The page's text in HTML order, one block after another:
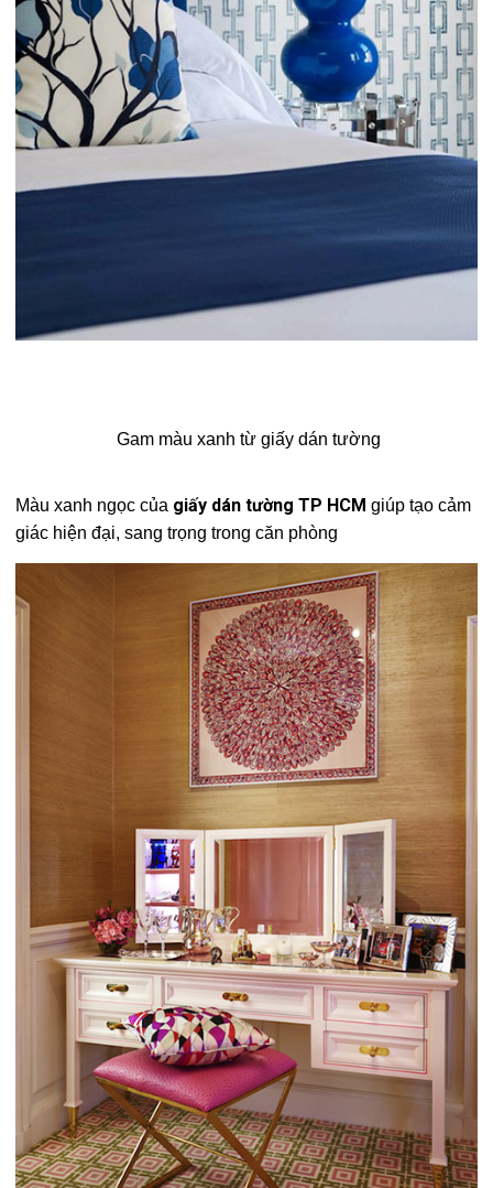
Gam màu xanh từ giấy dán tường
Màu xanh ngọc của giấy dán tường TP HCM giúp tạo cảm
giác hiện đại, sang trọng trong căn phòng